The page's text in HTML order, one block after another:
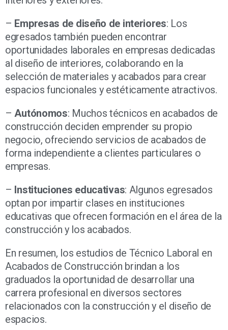
– Empresas de diseño de interiores: Los
egresados también pueden encontrar
oportunidades laborales en empresas dedicadas
al diseño de interiores, colaborando en la
selección de materiales y acabados para crear
espacios funcionales y estéticamente atractivos.
– Autónomos: Muchos técnicos en acabados de
construcción deciden emprender su propio
negocio, ofreciendo servicios de acabados de
forma independiente a clientes particulares o
empresas.
– Instituciones educativas: Algunos egresados
optan por impartir clases en instituciones
educativas que ofrecen formación en el área de la
construcción y los acabados.
En resumen, los estudios de Técnico Laboral en
Acabados de Construcción brindan a los
graduados la oportunidad de desarrollar una
carrera profesional en diversos sectores
relacionados con la construcción y el diseño de
espacios.